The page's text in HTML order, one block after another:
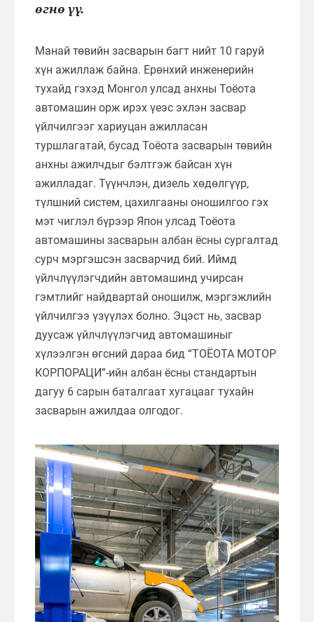
өгнө үү.
Манай төвийн засварын багт нийт 10 гаруй
хүн ажиллаж байна. Ерөнхий инженерийн
тухайд гэхэд Монгол улсад анхны Тоёота
автомашин орж ирэх үеэс эхлэн засвар
үйлчилгээг хариуцан ажилласан
туршлагатай, бусад Тоёота засварын төвийн
анхны ажилчдыг бэлтгэж байсан хүн
ажилладаг. Түүнчлэн, дизель хөдөлгүүр,
түлшний систем, цахилгааны оношилгоо гэх
мэт чиглэл бүрээр Япон улсад Тоёота
автомашины засварын албан ёсны сургалтад
сурч мэргэшсэн засварчид бий. Иймд
үйлчлүүлэгчдийн автомашинд учирсан
гэмтлийг найдвартай оношилж, мэргэжлийн
үйлчилгээ үзүүлэх болно. Эцэст нь, засвар
дуусаж үйлчлүүлэгчид автомашиныг
хүлээлгэн өгсний дараа бид “ТОЁОТА МОТОР
КОРПОРАЦИ”-ийн албан ёсны стандартын
дагуу 6 сарын баталгаат хугацааг тухайн
засварын ажилдаа олгодог.